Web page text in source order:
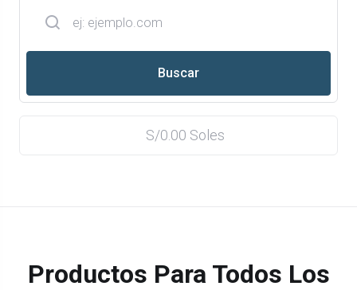
S/0.00 Soles
Productos Para Todos Los